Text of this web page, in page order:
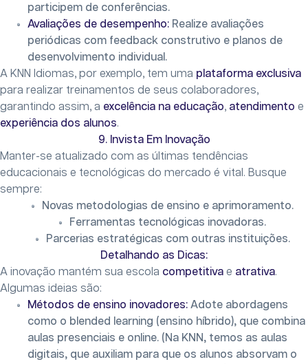
participem de conferências.
Avaliações de desempenho: Realize avaliações
periódicas com feedback construtivo e planos de
desenvolvimento individual.
A KNN Idiomas, por exemplo, tem uma plataforma exclusiva
para realizar treinamentos de seus colaboradores,
garantindo assim, a excelência na educação, atendimento e
experiência dos alunos.
9. Invista Em Inovação
Manter-se atualizado com as últimas tendências
educacionais e tecnológicas do mercado é vital. Busque
sempre:
Novas metodologias de ensino e aprimoramento.
Ferramentas tecnológicas inovadoras.
Parcerias estratégicas com outras instituições.
Detalhando as Dicas:
A inovação mantém sua escola competitiva e atrativa.
Algumas ideias são:
Métodos de ensino inovadores: Adote abordagens
como o blended learning (ensino híbrido), que combina
aulas presenciais e online. (Na KNN, temos as aulas
digitais, que auxiliam para que os alunos absorvam o